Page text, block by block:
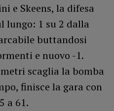
e Skeens, la difesa
lungo: 1 su 2 dalla
buttandosi
e nuovo -1.
scaglia la bomba
finisce la gara con
a 61.